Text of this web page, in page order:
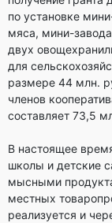
по установке
мяса, мини-
двух
для
размере 44 млн.
членов
составляет 73,5
В настоящее
школы и детские
мысными
местных
реализуется и